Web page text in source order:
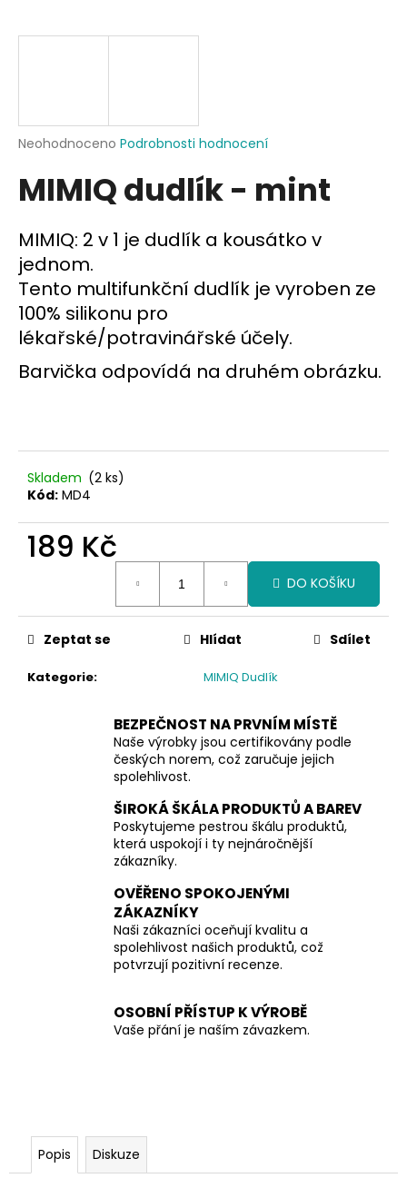
Průměrné
produktu
je
z
5
hvězdiček.
Neohodnoceno Podrobnosti hodnocení
MIMIQ dudlík - mint
MIMIQ: 2 v 1 je dudlík a kousátko v
jednom.
Tento multifunkční dudlík je vyroben ze
100% silikonu pro
lékařské/potravinářské účely.
Barvička odpovídá na druhém obrázku.
Skladem (2 ks)
Kód: MD4
189 Kč
DO KOŠÍKU
Kategorie: MIMIQ Dudlík
Zeptat se Hlídat Sdílet
BEZPEČNOST NA PRVNÍM MÍSTĚ
Naše výrobky jsou certifikovány podle
českých norem, což zaručuje jejich
spolehlivost.
ŠIROKÁ ŠKÁLA PRODUKTŮ A BAREV
Poskytujeme pestrou škálu produktů,
která uspokojí i ty nejnáročnější
zákazníky.
OVĚŘENO SPOKOJENÝMI
ZÁKAZNÍKY
Naši zákazníci oceňují kvalitu a
spolehlivost našich produktů, což
potvrzují pozitivní recenze.
OSOBNÍ PŘÍSTUP K VÝROBĚ
Vaše přání je naším závazkem.
Popis Diskuze
j
?
D
o
p
o
r
j
e
m